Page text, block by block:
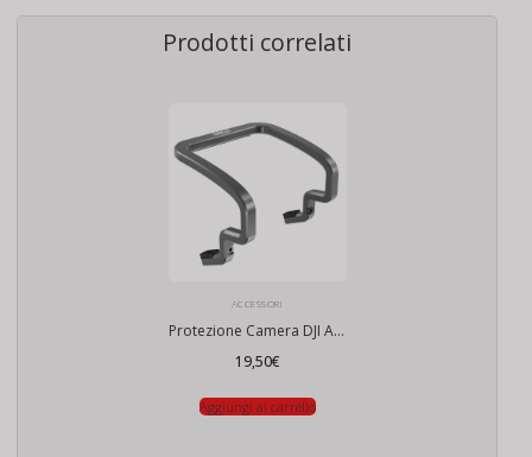
Prodotti correlati
ACCESSORI
Protezione Camera DJI AVATA 2
19,50€
Aggiungi al carrello